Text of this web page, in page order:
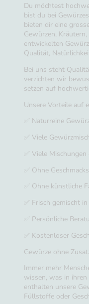
Du möchtest
bist du bei
bieten dir eine
Gewürzen,
entwickelten
Qualität,
Bei uns steht
verzichten wir
setzen auf
Unsere Vorteile auf
✅ Naturreine
✅ Viele
✅ Viele
✅ Ohne
✅ Ohne künstliche
✅ Frisch gemischt
✅ Persönliche
✅ Kostenloser
Gewürze ohne
Immer mehr
wissen, was in
enthalten unsere
Füllstoffe oder